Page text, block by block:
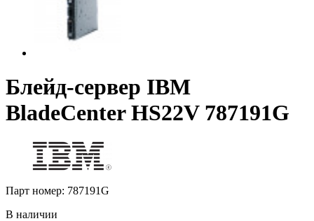
Блейд-сервер IBM
BladeCenter HS22V 787191G
Парт номер: 787191G
В наличии